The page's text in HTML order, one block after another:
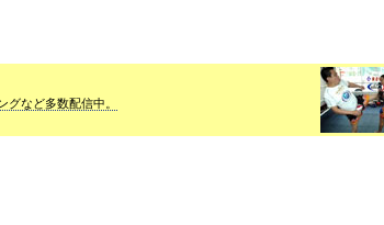
など多数配信中。